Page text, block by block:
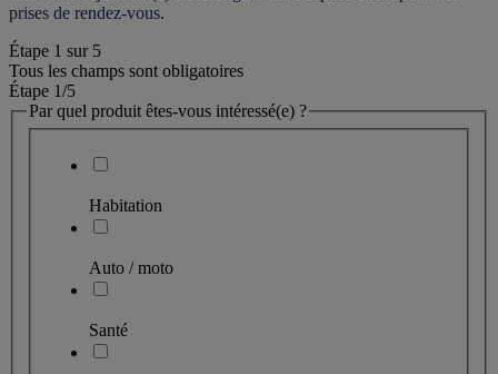
prises de rendez-vous.
Étape 1 sur 5
Tous les champs sont obligatoires
Étape 1/5
Par quel produit êtes-vous intéressé(e) ?
Habitation
Auto / moto
Santé